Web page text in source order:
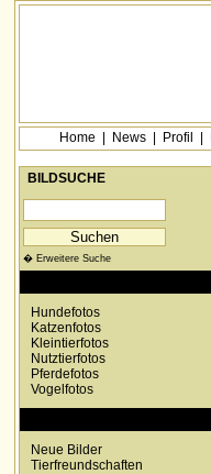
Home News Profil
BILDSUCHE
� Erweitere Suche
Hundefotos
Katzenfotos
Kleintierfotos
Nutztierfotos
Pferdefotos
Vogelfotos
Neue Bilder
Tierfreundschaften